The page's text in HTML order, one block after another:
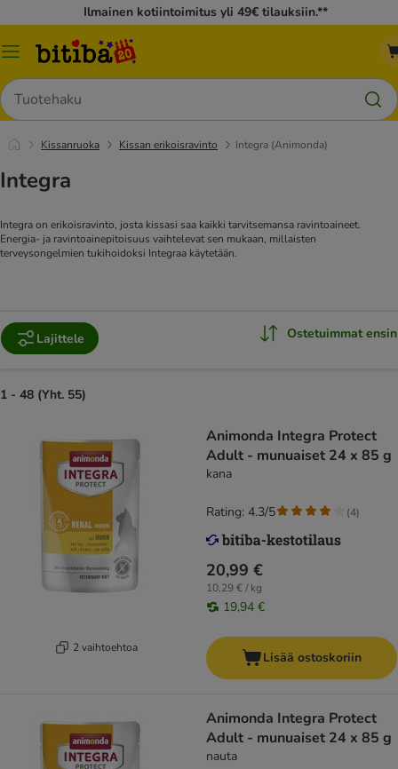
Ilmainen kotiintoimitus yli 49€ tilauksiin.**
Katalogivalikko
Hae
Kissanruoka Kissan erikoisravinto Integra (Animonda)
Integra
Integra on erikoisravinto, josta kissasi saa kaikki tarvitsemansa ravintoaineet.
Energia- ja ravintoainepitoisuus vaihtelevat sen mukaan, millaisten
terveysongelmien tukihoidoksi Integraa käytetään.
Lajittele Ostetuimmat ensin
1 - 48 (Yht. 55)
2 vaihtoehtoa
Animonda Integra Protect
Adult - munuaiset 24 x 85 g
kana
20,99 €
10,29 € / kg
19,94 €
Rating: 4.3/5 (4)
Lisää ostoskoriin
Animonda Integra Protect
Adult - munuaiset 24 x 85 g
nauta